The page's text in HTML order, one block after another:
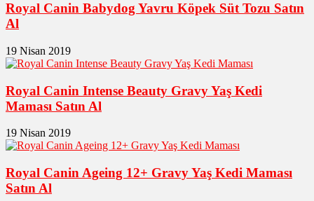
Royal Canin Babydog Yavru Köpek Süt Tozu Satın
Al
19 Nisan 2019
Royal Canin Intense Beauty Gravy Yaş Kedi
Maması Satın Al
19 Nisan 2019
Royal Canin Ageing 12+ Gravy Yaş Kedi Maması
Satın Al